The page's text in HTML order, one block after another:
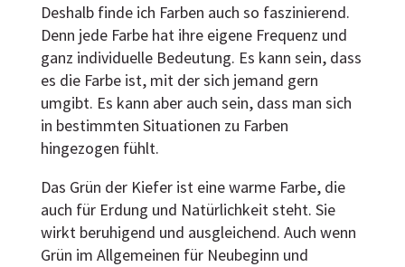
Deshalb finde ich Farben auch so faszinierend.
Denn jede Farbe hat ihre eigene Frequenz und
ganz individuelle Bedeutung. Es kann sein, dass
es die Farbe ist, mit der sich jemand gern
umgibt. Es kann aber auch sein, dass man sich
in bestimmten Situationen zu Farben
hingezogen fühlt.
Das Grün der Kiefer ist eine warme Farbe, die
auch für Erdung und Natürlichkeit steht. Sie
wirkt beruhigend und ausgleichend. Auch wenn
Grün im Allgemeinen für Neubeginn und